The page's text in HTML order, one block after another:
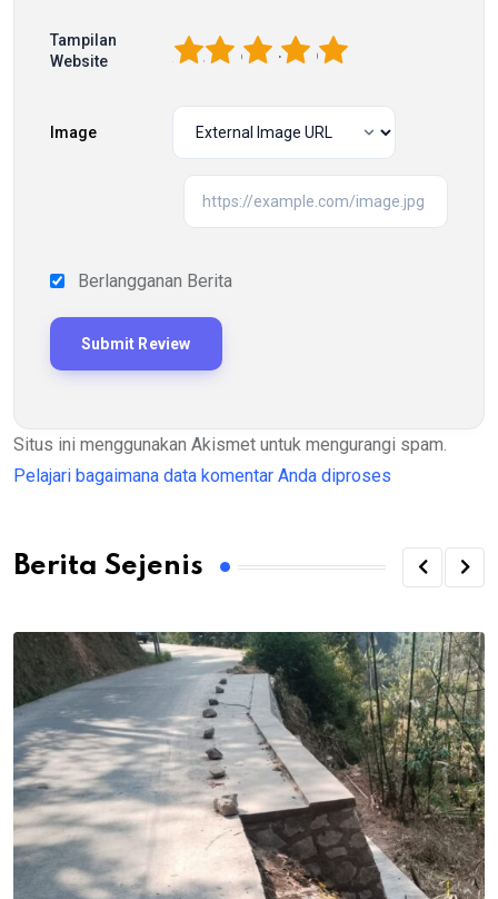
Tampilan
Website
5
4
3
2
Image
Berlangganan Berita
Situs ini menggunakan Akismet untuk mengurangi spam.
Pelajari bagaimana data komentar Anda diproses
Berita Sejenis